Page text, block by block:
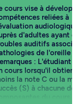
cours vise à
reliées à
audiologique
d'adultes ayant
auditifs
de l'oreille
: L'étudiant
cours lorsqu'il obtient
la note C ou la
(S) à chacune des
du cours,